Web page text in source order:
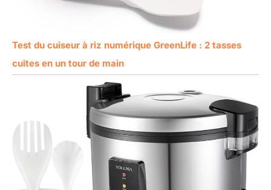
Test du cuiseur à riz numérique GreenLife : 2 tasses
cuites en un tour de main